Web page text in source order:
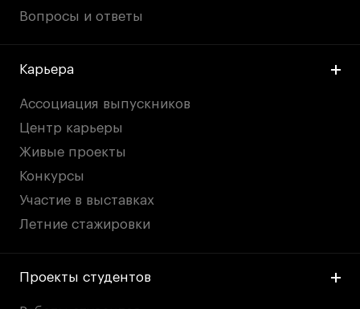
Вопросы и ответы
Карьера
Ассоциация выпускников
Центр карьеры
Живые проекты
Конкурсы
Участие в выставках
Летние стажировки
Проекты студентов